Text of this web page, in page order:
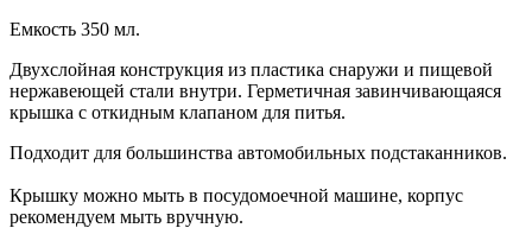
Емкость 350 мл.
Двухслойная конструкция из пластика снаружи и пищевой
нержавеющей стали внутри. Герметичная завинчивающаяся
крышка с откидным клапаном для питья.
Подходит для большинства автомобильных подстаканников.
Крышку можно мыть в посудомоечной машине, корпус
рекомендуем мыть вручную.